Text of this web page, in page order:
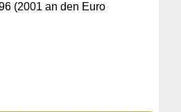
(2001 an den Euro